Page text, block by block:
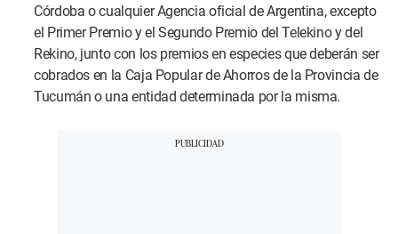
Córdoba o cualquier Agencia oficial de Argentina, excepto
el Primer Premio y el Segundo Premio del Telekino y del
Rekino, junto con los premios en especies que deberán ser
cobrados en la Caja Popular de Ahorros de la Provincia de
Tucumán o una entidad determinada por la misma.